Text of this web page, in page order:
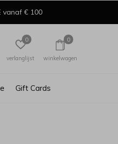
Gift Cards
verlanglijst
0
winkelwagen
0
vanaf € 100